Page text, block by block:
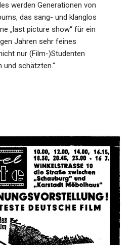
werden Generationen von
das sang- und klanglos
„last picture show“ für ein
Jahren sehr feines
nur (Film-)Studenten
und schätzten.“